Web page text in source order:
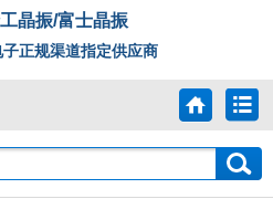
晶振/富士晶振
子正规渠道指定供应商